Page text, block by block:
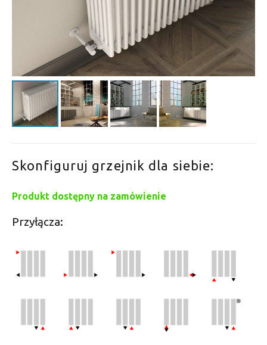
Skonfiguruj grzejnik dla siebie:
Produkt dostępny na zamówienie
Przyłącza: